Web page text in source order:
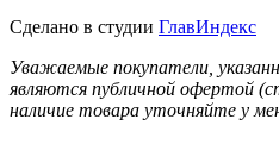
Сделано в студии ГлавИндекс
Уважаемые покупатели,
являются публичной офертой
наличие товара уточняйте у